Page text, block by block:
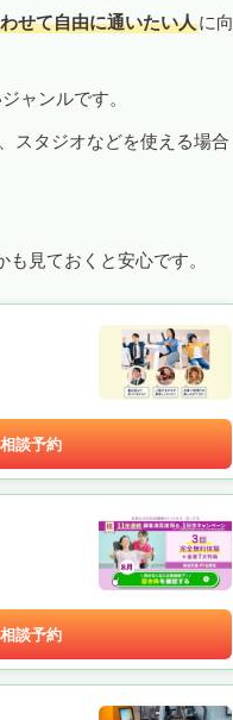
せて自由に通いたい人に向
ャンルです。
スタジオなどを使える場合
見ておくと安心です。
談予約
談予約